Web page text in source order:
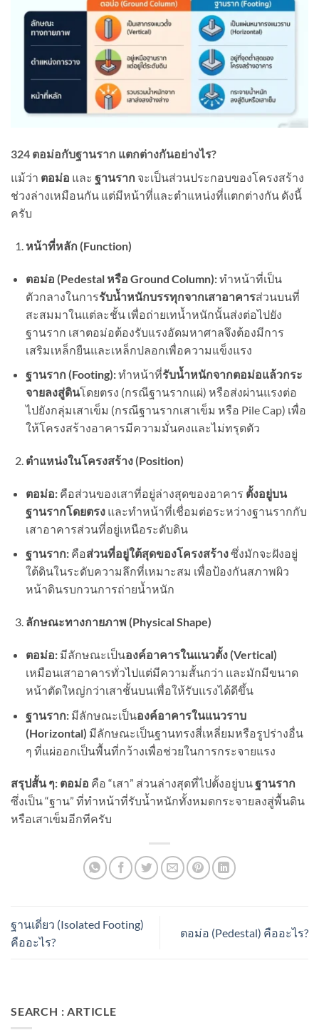
324 ตอม่อกับฐานราก แตกต่างกันอย่างไร?
แม้ว่า ตอม่อ และ ฐานราก จะเป็นส่วนประกอบของโครงสร้าง
ช่วงล่างเหมือนกัน แต่มีหน้าที่และตำแหน่งที่แตกต่างกัน ดังนี้
ครับ
หน้าที่หลัก (Function)
ตอม่อ (Pedestal หรือ Ground Column):ทำหน้าที่เป็น
ตัวกลางในการรับน้ำหนักบรรทุกจากเสาอาคารส่วนบนที่
สะสมมาในแต่ละชั้น เพื่อถ่ายเทน้ำหนักนั้นส่งต่อไปยัง
ฐานราก เสาตอม่อต้องรับแรงอัดมหาศาลจึงต้องมีการ
เสริมเหล็กยืนและเหล็กปลอกเพื่อความแข็งแรง
ฐานราก (Footing):ทำหน้าที่รับน้ำหนักจากตอม่อแล้วกระ
จายลงสู่ดินโดยตรง (กรณีฐานรากแผ่) หรือส่งผ่านแรงต่อ
ไปยังกลุ่มเสาเข็ม (กรณีฐานรากเสาเข็ม หรือ Pile Cap) เพื่อ
ให้โครงสร้างอาคารมีความมั่นคงและไม่ทรุดตัว
ตำแหน่งในโครงสร้าง (Position)
ตอม่อ:คือส่วนของเสาที่อยู่ล่างสุดของอาคาร ตั้งอยู่บน
ฐานรากโดยตรงและทำหน้าที่เชื่อมต่อระหว่างฐานรากกับ
เสาอาคารส่วนที่อยู่เหนือระดับดิน
ฐานราก:คือส่วนที่อยู่ใต้สุดของโครงสร้างซึ่งมักจะฝังอยู่
ใต้ดินในระดับความลึกที่เหมาะสม เพื่อป้องกันสภาพผิว
หน้าดินรบกวนการถ่ายน้ำหนัก
ลักษณะทางกายภาพ (Physical Shape)
ตอม่อ:มีลักษณะเป็นองค์อาคารในแนวตั้ง (Vertical)
เหมือนเสาอาคารทั่วไปแต่มีความสั้นกว่า และมักมีขนาด
หน้าตัดใหญ่กว่าเสาชั้นบนเพื่อให้รับแรงได้ดีขึ้น
ฐานราก:มีลักษณะเป็นองค์อาคารในแนวราบ
(Horizontal) มีลักษณะเป็นฐานทรงสี่เหลี่ยมหรือรูปร่างอื่น
ๆ ที่แผ่ออกเป็นพื้นที่กว้างเพื่อช่วยในการกระจายแรง
สรุปสั้น ๆ: ตอม่อ คือ “เสา” ส่วนล่างสุดที่ไปตั้งอยู่บนฐานราก
ซึ่งเป็น “ฐาน” ที่ทำหน้าที่รับน้ำหนักทั้งหมดกระจายลงสู่พื้นดิน
หรือเสาเข็มอีกทีครับ
ฐานเดี่ยว (Isolated Footing)
คืออะไร?
ตอม่อ (Pedestal) คืออะไร?
SEARCH : ARTICLE